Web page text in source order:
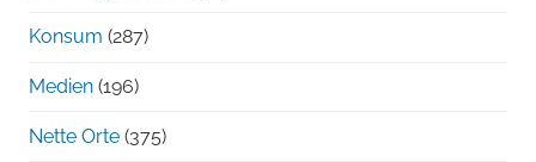
Konsum (287)
Medien (196)
Nette Orte (375)